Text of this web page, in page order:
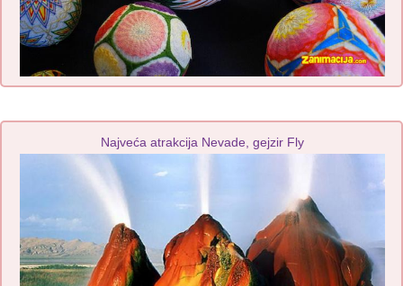
Najveća atrakcija Nevade, gejzir Fly